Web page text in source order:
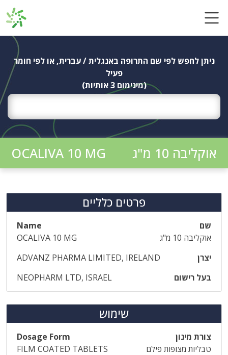
ניתן לחפש לפי שם התרופה באנגלית / עברית, או לפי חומר
פעיל
(מינימום 3 אותיות)
אוקליבה 10 מ"ג OCALIVA 10 MG
פרטים כלליים
שם
Name
אוקליבה 10 מ"ג
OCALIVA 10 MG
יצרן
ADVANZ PHARMA LIMITED, IRELAND
בעל רישום
NEOPHARM LTD, ISRAEL
שימוש
צורת מינון
Dosage Form
טבליות מצופות פילם
FILM COATED TABLETS